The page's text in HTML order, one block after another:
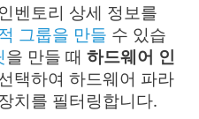
벤토리 상세 정보를
그룹을 만들 수 있습
을 만들 때 하드웨어 인
택하여 하드웨어 파라
치를 필터링합니다.